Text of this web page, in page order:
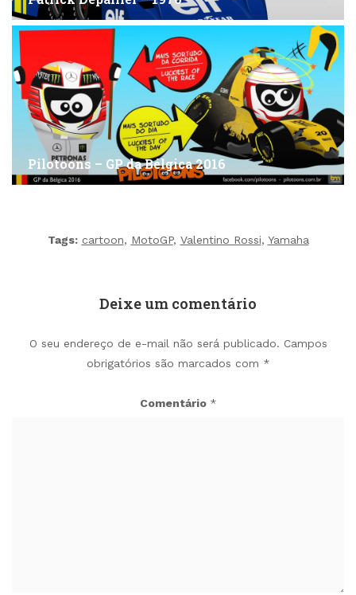
Pilotoons – GP da Bélgica 2016
Tags: cartoon, MotoGP, Valentino Rossi, Yamaha
Deixe um comentário
O seu endereço de e-mail não será publicado. Campos
obrigatórios são marcados com *
Comentário *